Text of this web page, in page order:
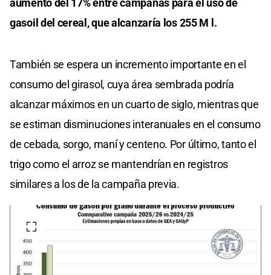
gasoil del cereal, que alcanzaría los 255 M l.
También se espera un incremento importante en el
consumo del girasol, cuya área sembrada podría
alcanzar máximos en un cuarto de siglo, mientras que
se estiman disminuciones interanuales en el consumo
de cebada, sorgo, maní y centeno. Por último, tanto el
trigo como el arroz se mantendrían en registros
similares a los de la campaña previa.